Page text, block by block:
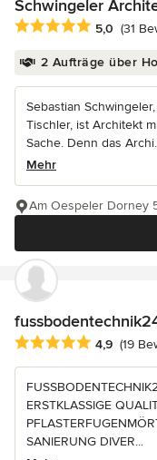
Schwingeler
Durchschnittliche
5,0 (31
2 Aufträge über
Sebastian
Tischler, ist Architekt
Sache. Denn das
Mehr
Am Oespeler Dorney
Durchschnittliche
4,9 (19
ERSTKLASSIGE
SANIERUNG DIVER...